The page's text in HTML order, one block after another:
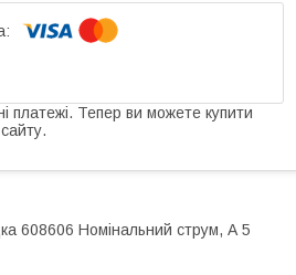
платежі. Тепер ви можете купити
608606 Номінальний струм, А 5